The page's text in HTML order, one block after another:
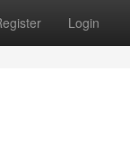
Login